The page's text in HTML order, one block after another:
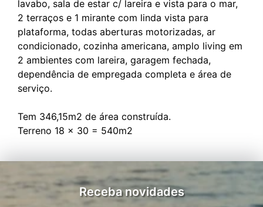
lavabo, sala de estar c/ lareira e vista para o mar,
2 terraços e 1 mirante com linda vista para
plataforma, todas aberturas motorizadas, ar
condicionado, cozinha americana, amplo living em
2 ambientes com lareira, garagem fechada,
dependência de empregada completa e área de
serviço.
Tem 346,15m2 de área construída.
Receba novidades